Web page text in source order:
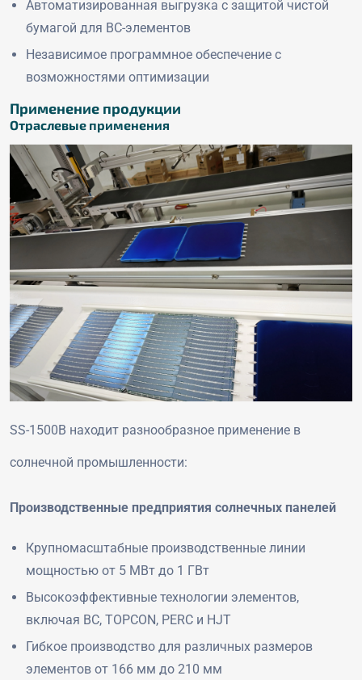
Автоматизированная выгрузка с защитой чистой
бумагой для BC-элементов
Независимое программное обеспечение с
возможностями оптимизации
Применение продукции
Отраслевые применения
SS-1500B находит разнообразное применение в
солнечной промышленности:
Производственные предприятия солнечных панелей
Крупномасштабные производственные линии
мощностью от 5 МВт до 1 ГВт
Высокоэффективные технологии элементов,
включая BC, TOPCON, PERC и HJT
Гибкое производство для различных размеров
элементов от 166 мм до 210 мм